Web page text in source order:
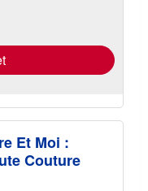
Et Moi :
Couture